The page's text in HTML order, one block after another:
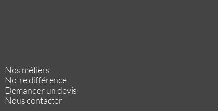
Nos métiers
Notre différence
Demander un devis
Nous contacter